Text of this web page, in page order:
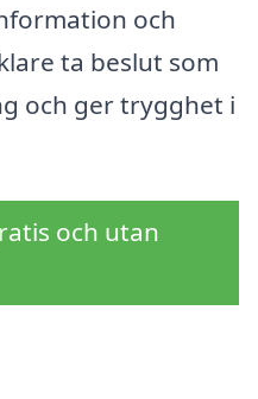
och
ta beslut som
och ger trygghet i
och utan